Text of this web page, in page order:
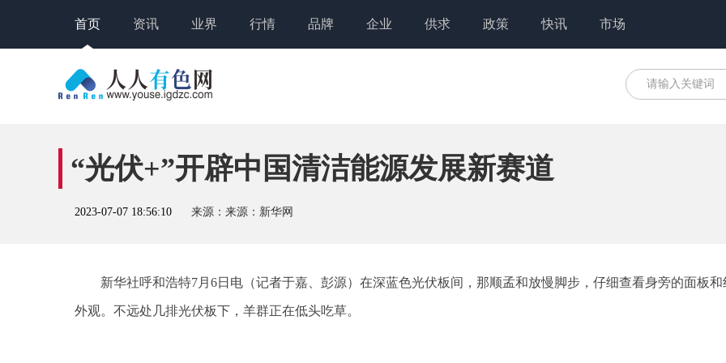
首页 资讯 业界 行情 品牌 企业 供求 政策 快讯 市场
“光伏+”开辟中国清洁能源发展新赛道
2023-07-07 18:56:10 来源：来源：新华网
新华社呼和浩特7月6日电（记者于嘉、彭源）在深蓝色光伏板间，那顺孟和放慢脚步，仔细查看身旁的面板和
外观。不远处几排光伏板下，羊群正在低头吃草。